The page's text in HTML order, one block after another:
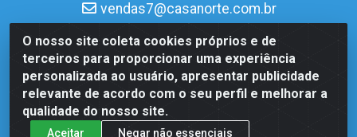
O nosso site coleta cookies próprios e de
terceiros para proporcionar uma experiência
personalizada ao usuário, apresentar publicidade
relevante de acordo com o seu perfil e melhorar a
qualidade do nosso site.
Aceitar Negar não essenciais
vendas7@casanorte.com.br
Casa Norte LTDA - Av. Interventor Mário Câmara, 1815 -
Dix-Sept Rosado, Natal/RN - CEP 59054-600 - CNPJ
08.713.513/0001-51